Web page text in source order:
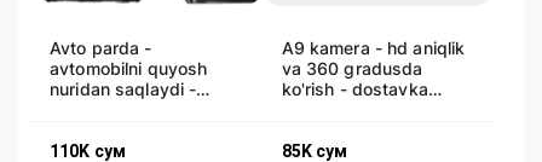
Avto parda -
avtomobilni quyosh
nuridan saqlaydi -
110K сум
A9 kamera - hd aniqlik
va 360 gradusda
ko'rish - dostavka
85K сум